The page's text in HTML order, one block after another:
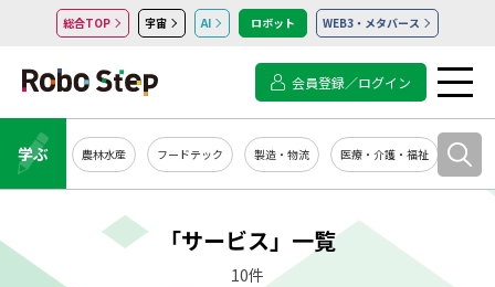
総合TOP 宇宙 AI ロボット WEB3・メタバース
会員登録／ログイン
学ぶ 農林水産 フードテック 製造・物流 医療・介護・福祉 シス
「サービス」一覧
10件